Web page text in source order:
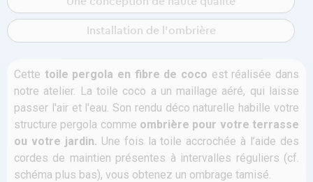
Installation de l'ombrière
Cette toile pergola en fibre de coco est réalisée dans
notre atelier. La toile coco a un maillage aéré, qui laisse
passer l'air et l'eau. Son rendu déco naturelle habille votre
structure pergola comme ombrière pour votre terrasse
ou votre jardin. Une fois la toile accrochée à l’aide des
cordes de maintien présentes à intervalles réguliers (cf.
schéma plus bas), vous obtenez un ombrage tamisé.